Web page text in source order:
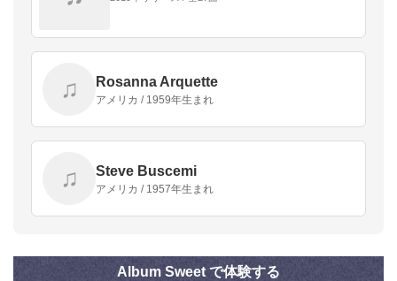
♫ Rosanna Arquette
アメリカ / 1959年生まれ
♫ Steve Buscemi
アメリカ / 1957年生まれ
Album Sweet で体験する